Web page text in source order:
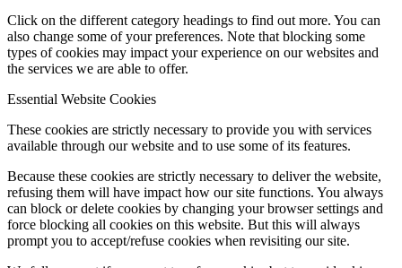
Click on the different category headings to find out more. You can
also change some of your preferences. Note that blocking some
types of cookies may impact your experience on our websites and
the services we are able to offer.
Essential Website Cookies
These cookies are strictly necessary to provide you with services
available through our website and to use some of its features.
Because these cookies are strictly necessary to deliver the website,
refusing them will have impact how our site functions. You always
can block or delete cookies by changing your browser settings and
force blocking all cookies on this website. But this will always
prompt you to accept/refuse cookies when revisiting our site.